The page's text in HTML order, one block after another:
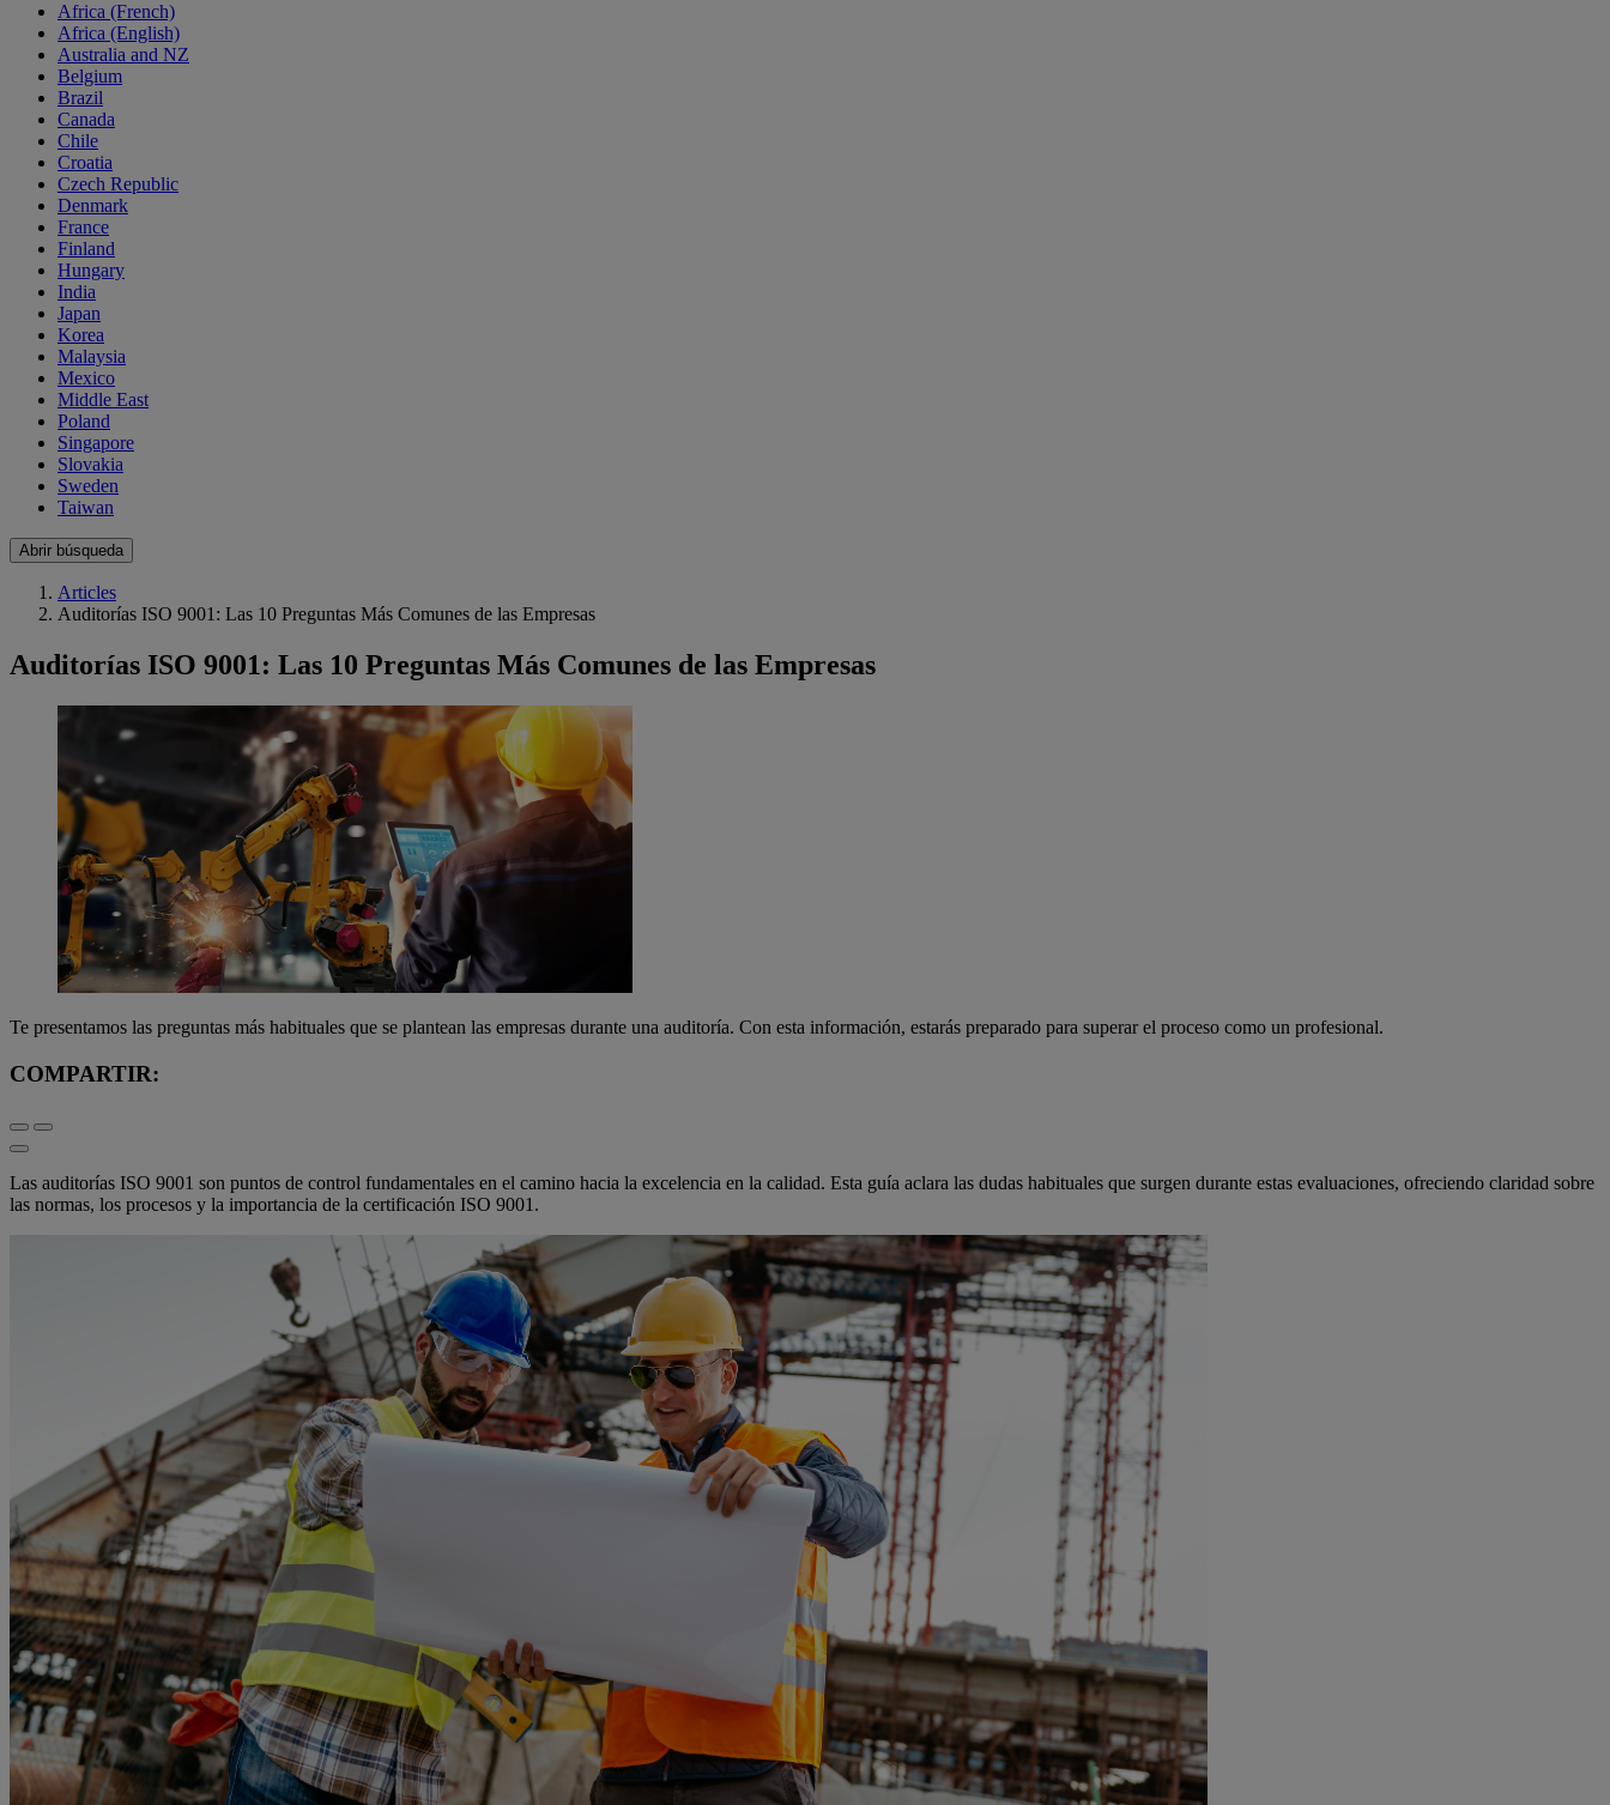
Africa (French)
Africa (English)
Australia and NZ
Belgium
Brazil
Canada
Chile
Croatia
Czech Republic
Denmark
France
Finland
Hungary
India
Japan
Korea
Malaysia
Mexico
Middle East
Poland
Singapore
Slovakia
Sweden
Taiwan
Abrir búsqueda
Articles
Auditorías ISO 9001: Las 10 Preguntas Más Comunes de las Empresas
Auditorías ISO 9001: Las 10 Preguntas Más Comunes de las Empresas
Te presentamos las preguntas más habituales que se plantean las empresas durante una auditoría. Con esta información, estarás preparado para superar el proceso como un profesional.
COMPARTIR:
Las auditorías ISO 9001 son puntos de control fundamentales en el camino hacia la excelencia en la calidad. Esta guía aclara las dudas habituales que surgen durante estas evaluaciones, ofreciendo claridad sobre
las normas, los procesos y la importancia de la certificación ISO 9001.